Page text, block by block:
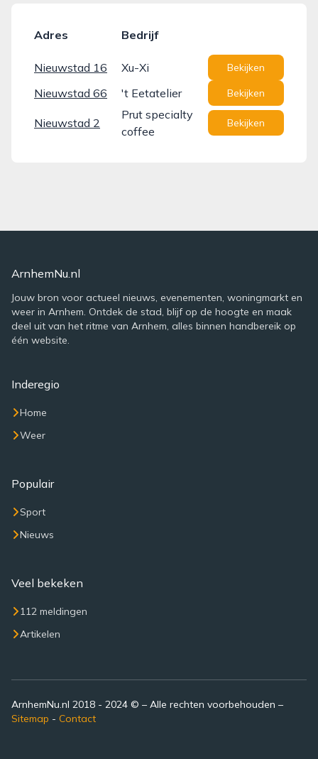
Adres Bedrijf
Nieuwstad 16 Xu-Xi Bekijken
Nieuwstad 66 't Eetatelier Bekijken
Nieuwstad 2
Prut specialty
coffee
Bekijken
ArnhemNu.nl
Jouw bron voor actueel nieuws, evenementen, woningmarkt en
weer in Arnhem. Ontdek de stad, blijf op de hoogte en maak
deel uit van het ritme van Arnhem, alles binnen handbereik op
één website.
Inderegio
Home
Weer
Populair
Sport
Nieuws
Veel bekeken
112 meldingen
Artikelen
ArnhemNu.nl 2018 - 2024 © – Alle rechten voorbehouden –
Sitemap - Contact